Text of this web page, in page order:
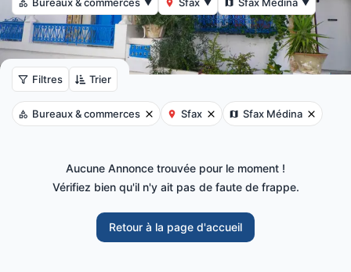
▼ ▼ ▼
Filtres Trier
Bureaux & commerces Sfax Sfax Médina
Aucune Annonce trouvée pour le moment !
Vérifiez bien qu'il n'y ait pas de faute de frappe.
Retour à la page d'accueil